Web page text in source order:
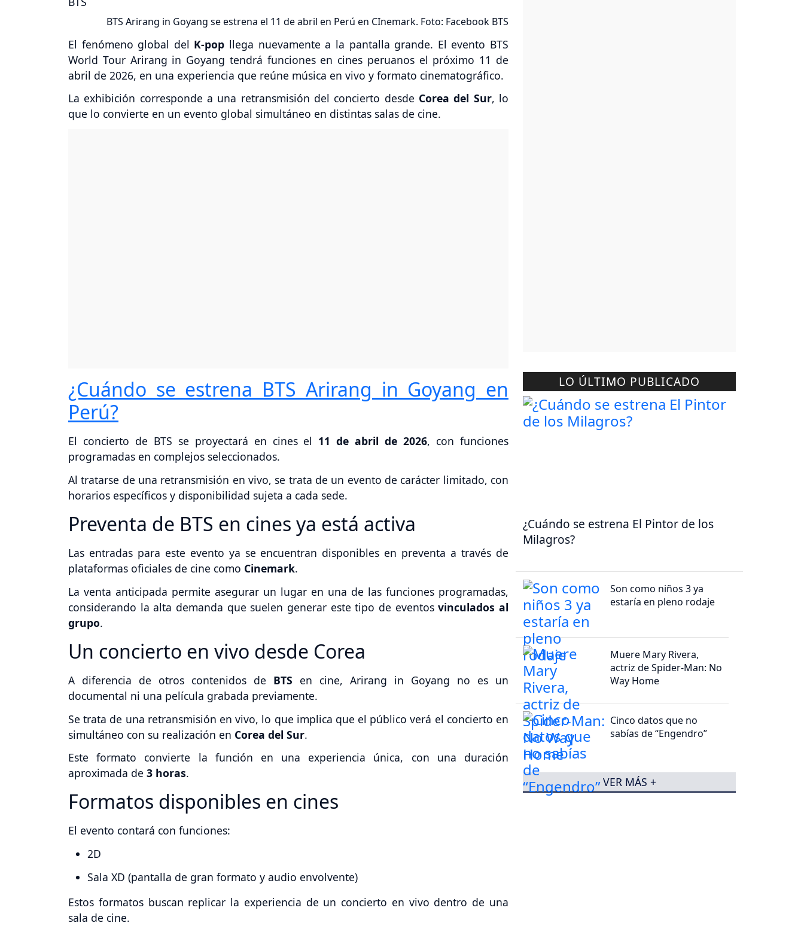
BTS Arirang in Goyang se estrena el 11 de abril en Perú en CInemark. Foto: Facebook BTS
El fenómeno global del K-pop llega nuevamente a la pantalla grande. El evento BTS
World Tour Arirang in Goyang tendrá funciones en cines peruanos el próximo 11 de
abril de 2026, en una experiencia que reúne música en vivo y formato cinematográfico.
La exhibición corresponde a una retransmisión del concierto desde Corea del Sur, lo
que lo convierte en un evento global simultáneo en distintas salas de cine.
¿Cuándo se estrena BTS Arirang in Goyang en
Perú?
El concierto de BTS se proyectará en cines el 11 de abril de 2026, con funciones
programadas en complejos seleccionados.
Al tratarse de una retransmisión en vivo, se trata de un evento de carácter limitado, con
horarios específicos y disponibilidad sujeta a cada sede.
Preventa de BTS en cines ya está activa
Las entradas para este evento ya se encuentran disponibles en preventa a través de
plataformas oficiales de cine como Cinemark.
La venta anticipada permite asegurar un lugar en una de las funciones programadas,
considerando la alta demanda que suelen generar este tipo de eventosvinculados al
grupo.
Un concierto en vivo desde Corea
A diferencia de otros contenidos de BTS en cine, Arirang in Goyang no es un
documental ni una película grabada previamente.
Se trata de una retransmisión en vivo, lo que implica que el público verá el concierto en
simultáneo con su realización en Corea del Sur.
Este formato convierte la función en una experiencia única, con una duración
aproximada de 3 horas.
Formatos disponibles en cines
El evento contará con funciones:
2D
Sala XD (pantalla de gran formato y audio envolvente)
Estos formatos buscan replicar la experiencia de un concierto en vivo dentro de una
sala de cine.
LO ÚLTIMO PUBLICADO
¿Cuándo se estrena El Pintor de los
Milagros?
Son como niños 3 ya
estaría en pleno rodaje
Muere Mary Rivera,
actriz de Spider-Man: No
Way Home
Cinco datos que no
sabías de “Engendro”
VER MÁS +